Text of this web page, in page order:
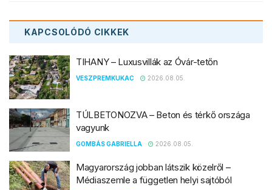
KAPCSOLÓDÓ CIKKEK
TIHANY – Luxusvillák az Óvár-tetőn
VESZPREMKUKAC 2026.08.05.
TÚLBETONOZVA – Beton és térkő országa
vagyunk
GOMBÁS GABRIELLA 2026.08.05.
Magyarország jobban látszik közelről –
Médiaszemle a független helyi sajtóból